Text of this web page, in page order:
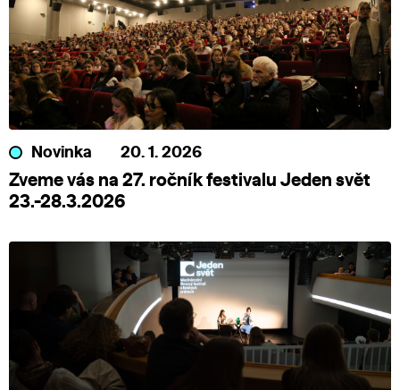
Novinka 20. 1. 2026
Zveme vás na 27. ročník festivalu Jeden svět
23.-28.3.2026